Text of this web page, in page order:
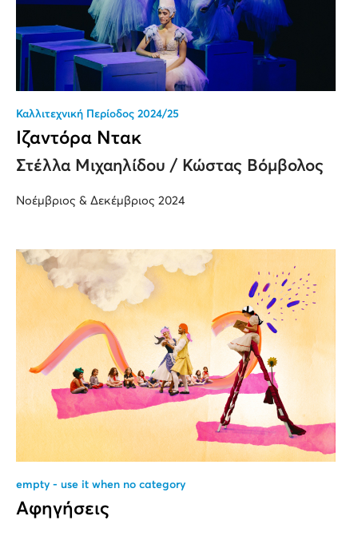
Καλλιτεχνική Περίοδος 2024/25
Ιζαντόρα Ντακ
Στέλλα Μιχαηλίδου / Κώστας Βόμβολος
Νοέμβριος & Δεκέμβριος 2024
empty - use it when no category
Αφηγήσεις